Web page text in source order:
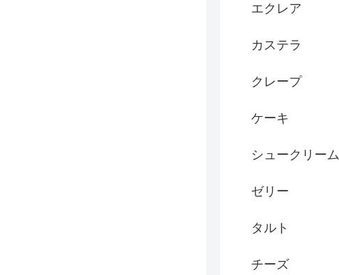
エクレア
カステラ
クレープ
ケーキ
シュークリーム
ゼリー
タルト
チーズ